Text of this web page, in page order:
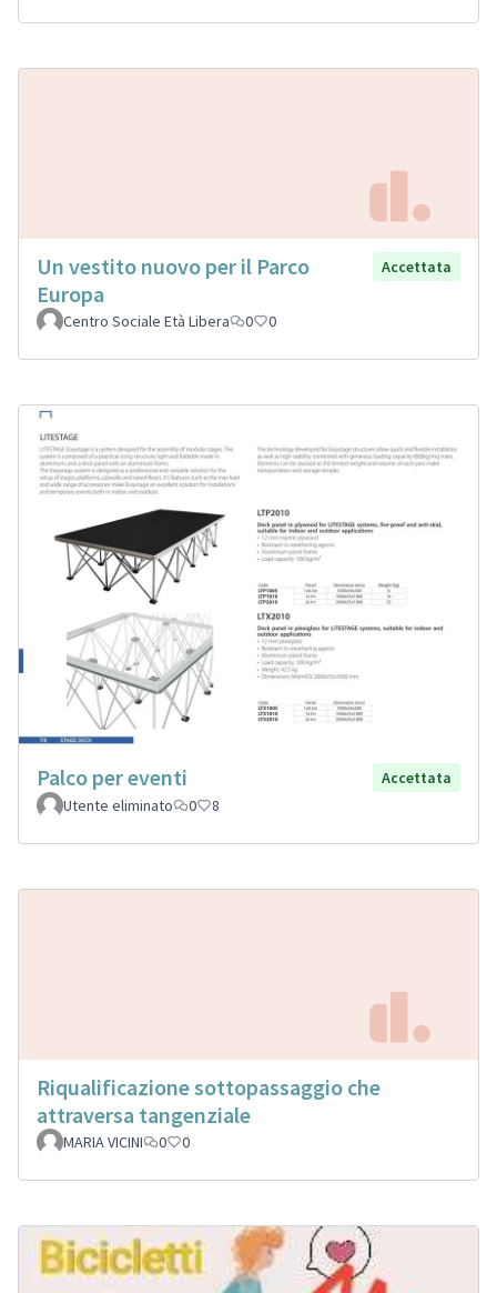
Un vestito nuovo per il Parco
Europa
Accettata
Centro Sociale Età Libera 0 0
Palco per eventi
Accettata
Utente eliminato
0 8
Riqualificazione sottopassaggio che
attraversa tangenziale
MARIA VICINI 0 0